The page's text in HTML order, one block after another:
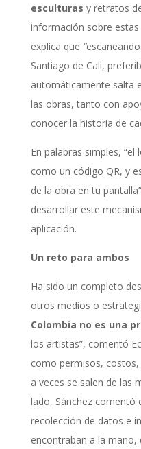
esculturas y retratos
información sobre
explica que “
Santiago de Cali,
automáticamente salta
las obras, tanto con
conocer la historia de
En palabras simples, “el
como un código QR, y
de la obra en tu
desarrollar este
aplicación.
Un reto para ambos
Ha sido un completo
otros medios o
Colombia no es una
los artistas”, comentó
como permisos,
a veces se salen de las
lado, Sánchez comentó
recolección de datos e
encontraban a la